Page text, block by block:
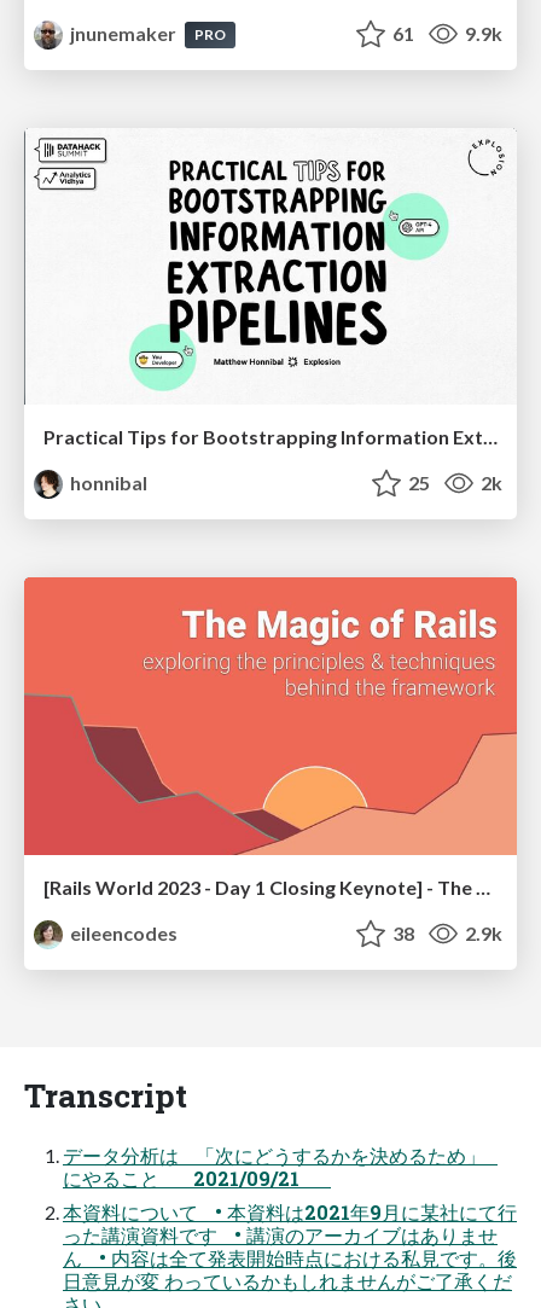
jnunemaker
PRO 61 9.9k
Practical Tips for Bootstrapping Information Extraction Pipelines
honnibal
25 2k
eileencodes
38 2.9k
Transcript
データ分析は 「次にどうするかを決めるため」
にやること 2021/09/21
本資料について • 本資料は2021年9月に某社にて行
った講演資料です • 講演のアーカイブはありませ
ん • 内容は全て発表開始時点における私見です。後
日意見が変 わっているかもしれませんがご了承くだ